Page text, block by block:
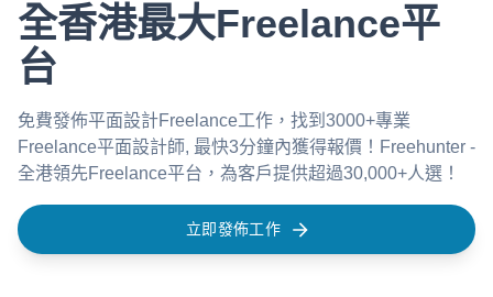
全香港最大Freelance平
台
免費發佈平面設計Freelance工作，找到3000+專業
Freelance平面設計師, 最快3分鐘內獲得報價！Freehunter -
全港領先Freelance平台，為客戶提供超過30,000+人選！
立即發佈工作